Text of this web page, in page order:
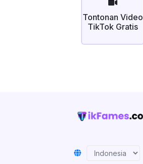
Tontonan Video
TikTok Gratis